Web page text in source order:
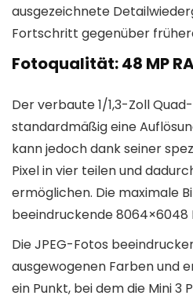
ausgezeichnete
Fortschritt gegenüber
Fotoqualität: 48 MP
Der verbaute 1/1,3-Zoll
standardmäßig eine
kann jedoch dank seiner
Pixel in vier teilen und
ermöglichen. Die maximale
beeindruckende 8064×6048
Die JPEG-Fotos
ausgewogenen Farben und
ein Punkt, bei dem die Mini 3